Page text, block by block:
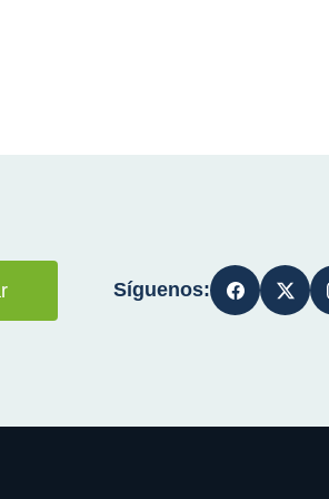
Síguenos: